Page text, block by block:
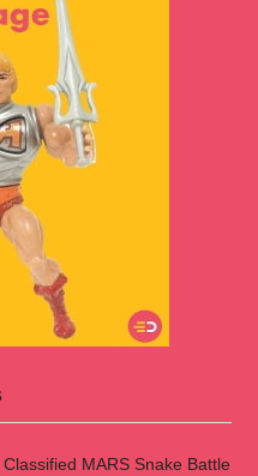
MARS Snake Battle